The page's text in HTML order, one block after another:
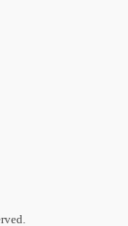
す/g04_0071
のかんたん組